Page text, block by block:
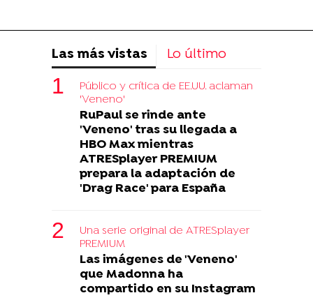
Las más vistas Lo último
Público y crítica de EE.UU. aclaman
'Veneno'
RuPaul se rinde ante
'Veneno' tras su llegada a
HBO Max mientras
ATRESplayer PREMIUM
prepara la adaptación de
'Drag Race' para España
Una serie original de ATRESplayer
PREMIUM
Las imágenes de 'Veneno'
que Madonna ha
compartido en su Instagram